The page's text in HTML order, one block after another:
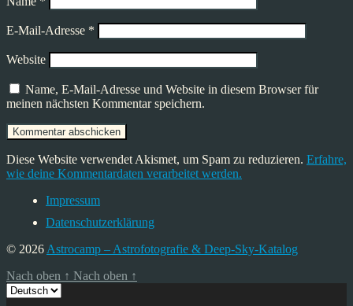
E-Mail-Adresse *
Website
Name, E-Mail-Adresse und Website in diesem Browser für
meinen nächsten Kommentar speichern.
Diese Website verwendet Akismet, um Spam zu reduzieren. Erfahre,
wie deine Kommentardaten verarbeitet werden.
Impressum
Datenschutzerklärung
© 2026 Astrocamp – Astrofotografie & Deep-Sky-Katalog
Nach oben ↑ Nach oben ↑
Sprache
auswählen